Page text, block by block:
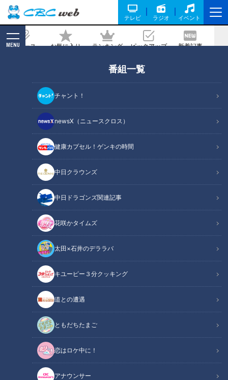
テレビ ラジオ イベント
ニュース お気に入り ランキング ピックアップ 新着記事
MENU
番組一覧
チャント！
newsX（ニュースクロス）
健康カプセル！ゲンキの時間
中日クラウンズ
中日ドラゴンズ関連記事
花咲かタイムズ
太田×石井のデララバ
キユーピー３分クッキング
道との遭遇
ともだちたまご
恋はロケ中に！
アナウンサー
た！ 好調ドラゴンズを支える若竜投手陣
の自己通信簿
2019/09/10 10:10
中日ドラゴンズ
サンドラコラム
「【ドラゴンズライター竹内茂喜の『野球のドテ煮』】
CBCテレビ「サンデードラゴンズ」（毎週日曜日午後12時54
分から東海エリアで生放送）を見たコラム」